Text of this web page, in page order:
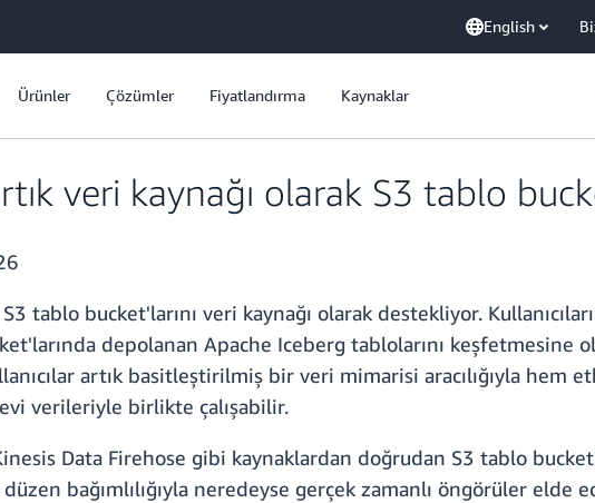
English
Ürünler Çözümler Fiyatlandırma Kaynaklar
veri kaynağı olarak S3 tablo
tablo bucket'larını veri kaynağı olarak destekliyor.
depolanan Apache Iceberg tablolarını keşfetmesine
artık basitleştirilmiş bir veri mimarisi aracılığıyla hem
verileriyle birlikte çalışabilir.
Data Firehose gibi kaynaklardan doğrudan S3 tablo
düzen bağımlılığıyla neredeyse gerçek zamanlı öngörüler elde